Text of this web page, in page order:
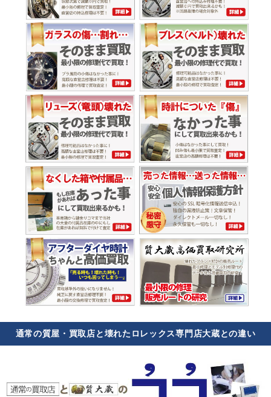
通常の質屋・買取店と壊れたロレックス専門店大蔵との違い